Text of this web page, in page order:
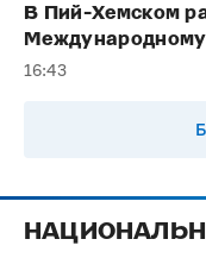
В Пий-Хемском
16:43